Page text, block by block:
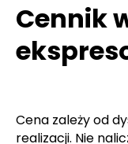
Cennik
Cena zależy od
realizacji. Nie